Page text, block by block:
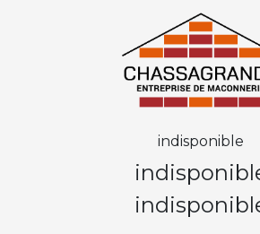
indisponible